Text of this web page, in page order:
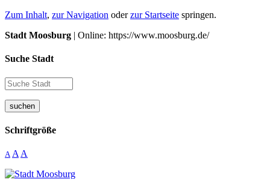
Zum Inhalt, zur Navigation oderzur Startseite springen.
Stadt Moosburg | Online: https://www.moosburg.de/
Suche Stadt
suchen
Schriftgröße
A A A